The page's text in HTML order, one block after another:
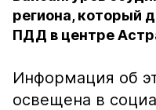
региона, который
ПДД в центре
Информация об
освещена в